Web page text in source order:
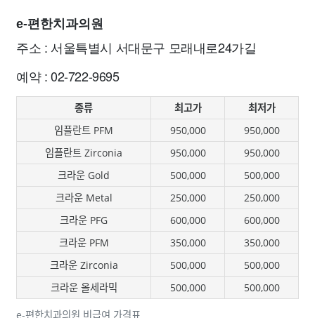
e-편한치과의원
주소 : 서울특별시 서대문구 모래내로24가길
예약 : 02-722-9695
e-편한치과의원 비급여 가격표
종류 최고가
최저가
임플란트 PFM
950,000
950,000
임플란트 Zirconia
950,000
950,000
크라운 Gold
500,000
500,000
크라운 Metal
250,000
250,000
크라운 PFG
600,000
600,000
크라운 PFM
350,000
350,000
크라운 Zirconia
500,000
500,000
크라운 올세라믹
500,000 500,000